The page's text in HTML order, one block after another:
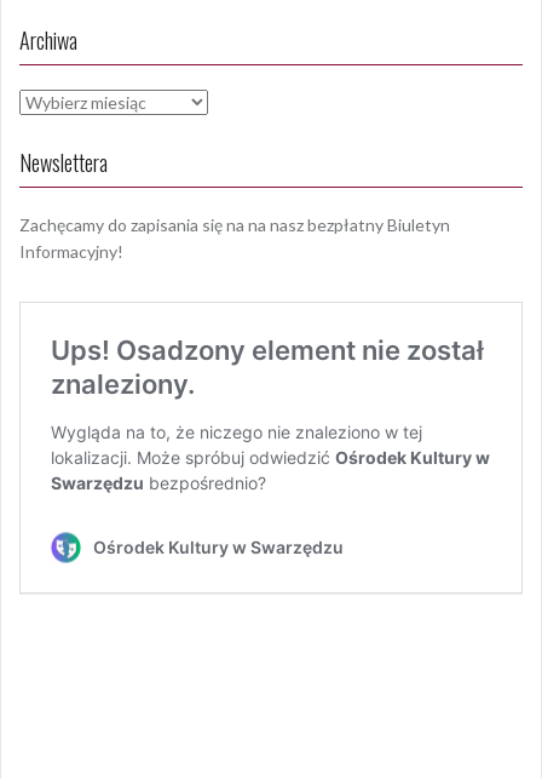
Archiwa
Archiwa
Newslettera
Zachęcamy do zapisania się na na nasz bezpłatny Biuletyn
Informacyjny!